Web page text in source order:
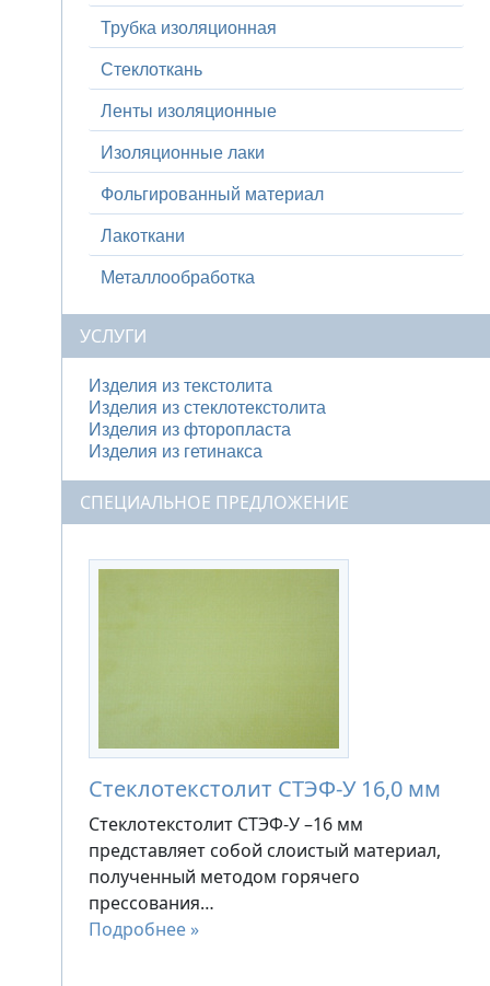
Трубка изоляционная
Стеклоткань
Ленты изоляционные
Изоляционные лаки
Фольгированный материал
Лакоткани
Металлообработка
УСЛУГИ
Изделия из текстолита
Изделия из стеклотекстолита
Изделия из фторопласта
Изделия из гетинакса
СПЕЦИАЛЬНОЕ ПРЕДЛОЖЕНИЕ
Стеклотекстолит СТЭФ-У 16,0 мм
Стеклотекстолит СТЭФ-У –16 мм
представляет собой слоистый материал,
полученный методом горячего
прессования…
Подробнее »